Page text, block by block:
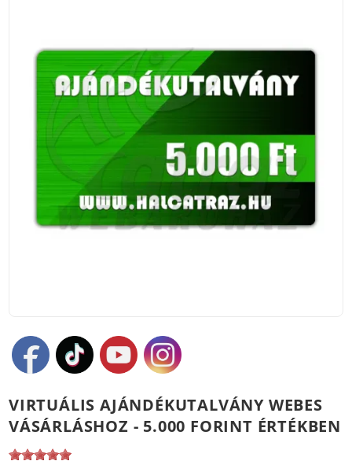
VIRTUÁLIS AJÁNDÉKUTALVÁNY WEBES
VÁSÁRLÁSHOZ - 5.000 FORINT ÉRTÉKBEN